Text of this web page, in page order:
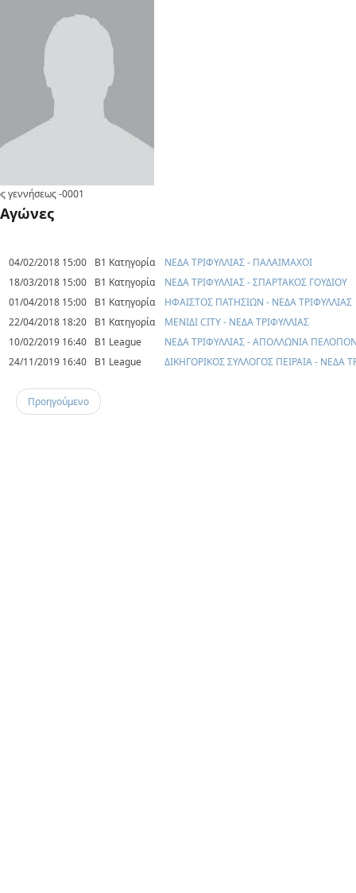
γεννήσεως-0001
Αγώνες
04/02/2018 15:00 Β1 Κατηγορία
ΝΕΔΑ ΤΡΙΦΥΛΛΙΑΣ - ΠΑΛΑΙΜΑΧΟΙ
18/03/2018 15:00
Β1 Κατηγορία
ΝΕΔΑ ΤΡΙΦΥΛΛΙΑΣ - ΣΠΑΡΤΑΚΟΣ ΓΟΥΔΙΟΥ
01/04/2018 15:00
Β1 Κατηγορία
ΗΦΑΙΣΤΟΣ ΠΑΤΗΣΙΩΝ - ΝΕΔΑ ΤΡΙΦΥΛΛΙΑΣ
22/04/2018 18:20
Β1 Κατηγορία
ΜΕΝΙΔΙ CITY - ΝΕΔΑ ΤΡΙΦΥΛΛΙΑΣ
10/02/2019 16:40
B1 League
ΝΕΔΑ ΤΡΙΦΥΛΛΙΑΣ - ΑΠΟΛΛΩΝΙΑ
24/11/2019 16:40
B1 League ΔΙΚΗΓΟΡΙΚΟΣ ΣΥΛΛΟΓΟΣ ΠΕΙΡΑΙΑ - ΝΕΔΑ
Προηγούμενο